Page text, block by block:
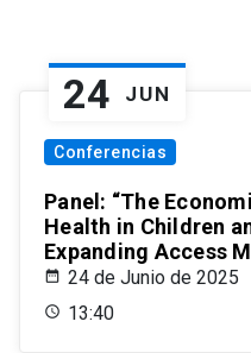
24 JUN
Conferencias
Panel: “The
Health in Children
Expanding Access
24 de Junio de 2025
13:40